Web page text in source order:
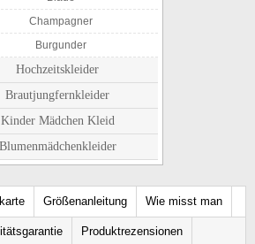
Champagner
Burgunder
Hochzeitskleider
Brautjungfernkleider
Kinder Mädchen Kleid
Blumenmädchenkleider
Größenanleitung Wie misst man
Produktrezensionen